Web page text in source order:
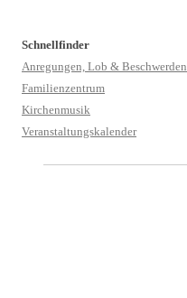
Schnellfinder
Anregungen, Lob & Beschwerden
Familienzentrum
Kirchenmusik
Veranstaltungskalender